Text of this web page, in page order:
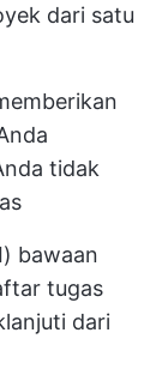
dari satu
tidak
bawaan
tugas
dari